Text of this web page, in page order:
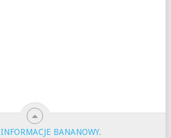
INFORMACJE BANANOWY.